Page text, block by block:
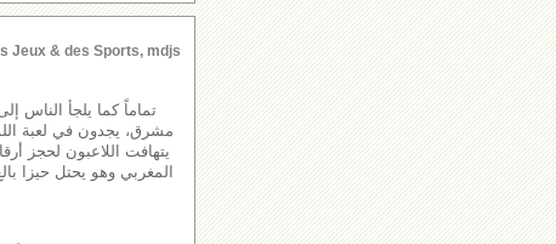
Jeux & des Sports, mdjs
تماماً كما يلجأ الناس
مشرق، يجدون في لعبة
يتهافت اللاعبون لحجز
المغربي وهو يحتل حيزا